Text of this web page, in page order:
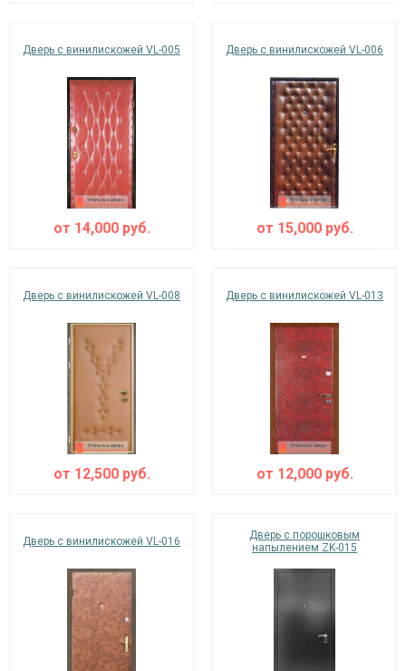
Дверь с винилискожей VL-005
от 14,000руб.
Дверь с винилискожей VL-006
от 15,000руб.
Дверь с винилискожей VL-008
от 12,500руб.
Дверь с винилискожей VL-013
от 12,000руб.
Дверь с винилискожей VL-016
Дверь с порошковым
напылением ZK-015